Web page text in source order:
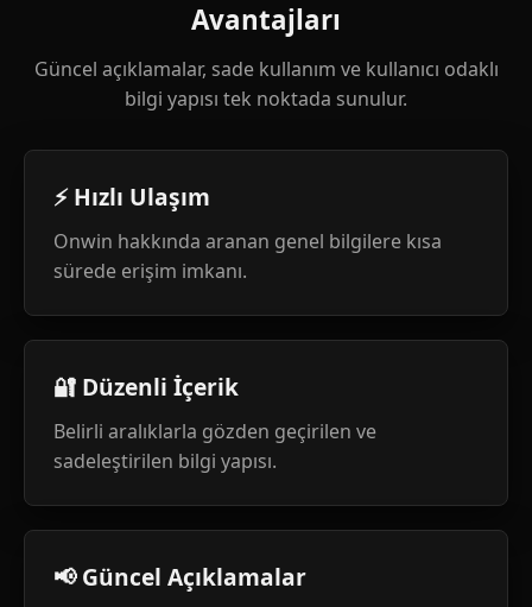
Avantajları
Güncel açıklamalar, sade kullanım ve kullanıcı odaklı
bilgi yapısı tek noktada sunulur.
⚡ Hızlı Ulaşım
Onwin hakkında aranan genel bilgilere kısa
sürede erişim imkanı.
🔐 Düzenli İçerik
Belirli aralıklarla gözden geçirilen ve
sadeleştirilen bilgi yapısı.
📢 Güncel Açıklamalar